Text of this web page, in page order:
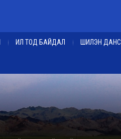
ИЛ ТОД БАЙДАЛ ШИЛЭН ДАНС